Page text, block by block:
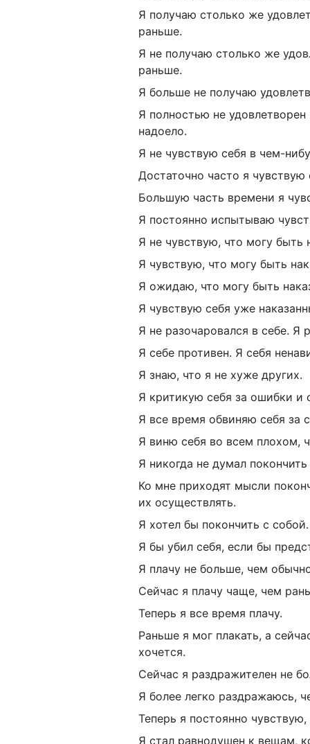
Я получаю столько же
раньше.
Я не получаю столько же
раньше.
Я больше не получаю
Я полностью не
надоело.
Я не чувствую себя в чем-
Достаточно часто я
Большую часть времени я
Я постоянно испытываю
Я не чувствую, что могу быть
Я чувствую, что могу быть
Я ожидаю, что могу быть
Я чувствую себя уже
Я не разочаровался в себе. Я
Я себе противен. Я себя
Я знаю, что я не хуже других.
Я критикую себя за ошибки и
Я все время обвиняю себя за
Я виню себя во всем плохом,
Я никогда не думал
Ко мне приходят мысли
их осуществлять.
Я хотел бы покончить с собой.
Я бы убил себя, если бы
Я плачу не больше, чем
Сейчас я плачу чаще, чем
Теперь я все время плачу.
Раньше я мог плакать, а
хочется.
Сейчас я раздражителен не
Я более легко раздражаюсь,
Теперь я постоянно
Я стал равнодушен к вещам,